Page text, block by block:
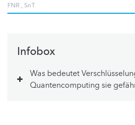
FNR , SnT
Infobox
Was bedeutet
Quantencomputing sie